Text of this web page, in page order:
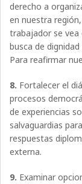
derecho a
en nuestra
trabajador se vea
busca de
Para reafirmar
8. Fortalecer el
procesos
de experiencias
salvaguardias
respuestas
externa.
9. Examinar